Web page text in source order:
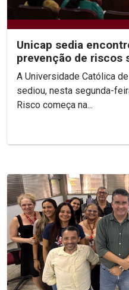
Unicap sedia
prevenção de riscos
A Universidade Católica
sediou, nesta segunda-
Risco começa na...